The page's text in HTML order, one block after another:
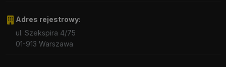
Adres rejestrowy:
ul. Szekspira 4/75
01-913 Warszawa